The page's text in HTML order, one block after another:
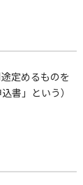
定めるものを
書」という）